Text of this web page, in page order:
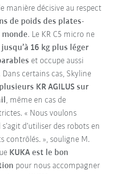
manière décisive au respect
de poids des plates-
. Le KR C5 micro ne
jusqu’à 16 kg plus léger
et occupe aussi
certains cas, Skyline
plusieurs KR AGILUS sur
, même en cas de
« Nous voulons
d’utiliser des robots en
contrôlés. », souligne M.
KUKA est le bon
pour nous accompagner